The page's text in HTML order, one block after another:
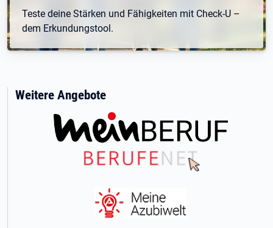
Teste deine Stärken und Fähigkeiten mit Check-U –
dem Erkundungstool.
Weitere Angebote